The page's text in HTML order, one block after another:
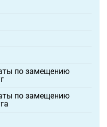
по замещению
по замещению